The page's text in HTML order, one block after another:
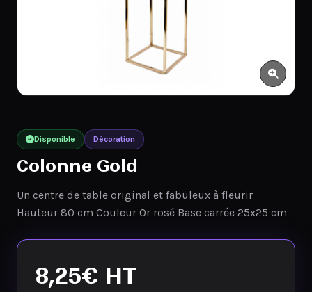
Disponible Décoration
Colonne Gold
Un centre de table original et fabuleux à fleurir
Hauteur 80 cm Couleur Or rosé Base carrée 25x25 cm
8,25€ HT